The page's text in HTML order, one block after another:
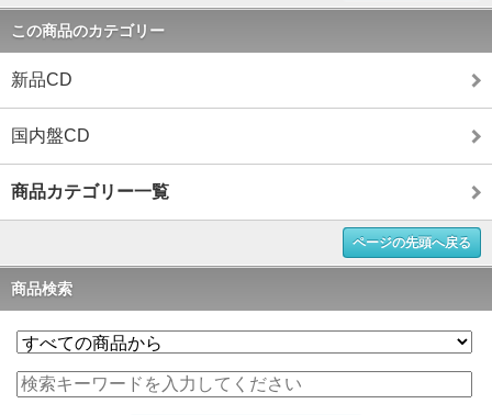
この商品のカテゴリー
新品CD
国内盤CD
商品カテゴリー一覧
ページの先頭へ戻る
商品検索